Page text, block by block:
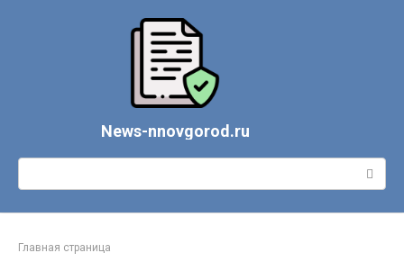
News-nnovgorod.ru
Поиск:
Главная страница